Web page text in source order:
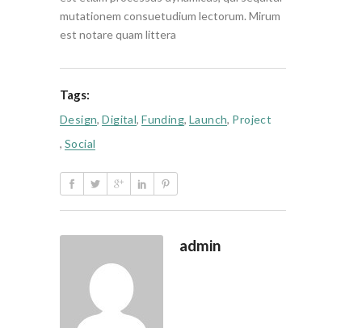
mutationem consuetudium lectorum. Mirum
est notare quam littera
Tags:
Design, Digital, Funding, Launch, Project
, Social
admin